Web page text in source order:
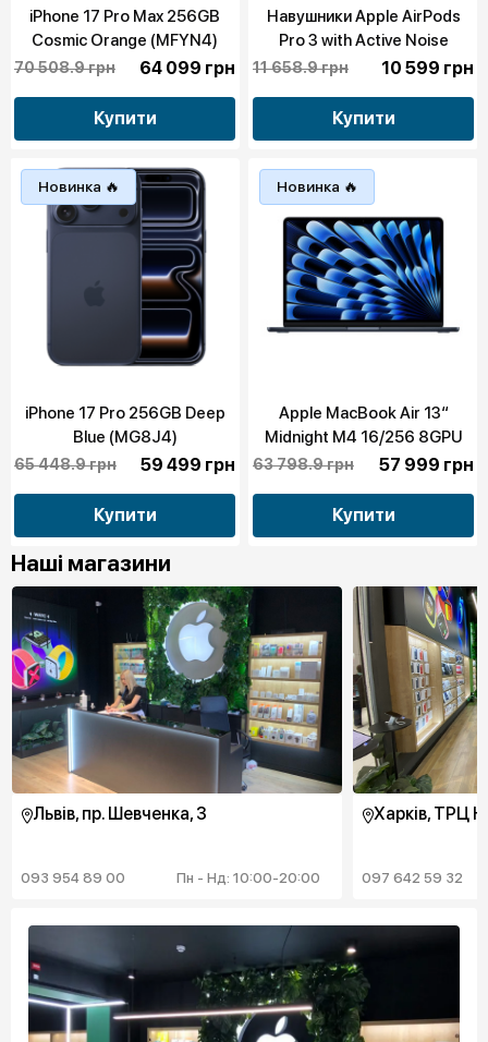
iPhone 17 Pro Max 256GB
Cosmic Orange (MFYN4)
70 508.9 грн 64 099 грн
Купити
Навушники Apple AirPods
Pro 3 with Active Noise
Cancellation 2025 (MFHP4)
11 658.9 грн 10 599 грн
Купити
Новинка 🔥
iPhone 17 Pro 256GB Deep
Blue (MG8J4)
65 448.9 грн 59 499 грн
Купити
Новинка 🔥
Apple MacBook Air 13“
Midnight M4 16/256 8GPU
2025 (MW123)
63 798.9 грн 57 999 грн
Купити
Наші магазини
Львів, пр. Шевченка, 3
093 954 89 00 Пн - Нд: 10:00-20:00
Харків, ТРЦ
097 642 59 32